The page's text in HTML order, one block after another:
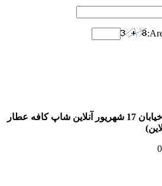
کافه عطار